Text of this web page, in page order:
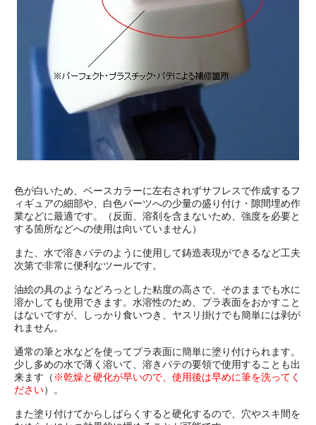
色が白いため、ベースカラーに左右されずサフレスで作成するフ
ィギュアの細部や、白色パーツへの少量の盛り付け・隙間埋め作
業などに最適です。（反面、溶剤を含まないため、強度を必要と
する箇所などへの使用は向いていません）
また、水で溶きパテのように使用して鋳造表現ができるなど工夫
次第で非常に便利なツールです。
油絵の具のようなどろっとした粘度の高さで、そのままでも水に
溶かしても使用できます。水溶性のため、プラ表面をおかすこと
はないですが、しっかり食いつき、ヤスリ掛けでも簡単には剥が
れません。
通常の筆と水などを使ってプラ表面に簡単に塗り付けられます。
少し多めの水で薄く溶いて、溶きパテの要領で使用することも出
来ます（ ※乾燥と硬化が早いので、使用後は早めに筆を洗ってく
ださい）。
また塗り付けてからしばらくすると硬化するので、穴やスキ間を